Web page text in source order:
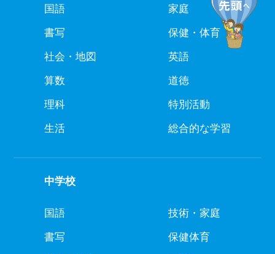
国語
書写
社会・地図
算数
理科
生活
家庭
保健・体育
英語
道徳
特別活動
総合的な学習
中学校
国語
書写
技術・家庭
保健体育